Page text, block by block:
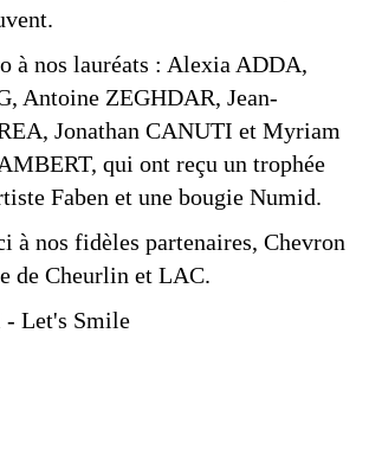
à nos lauréats : Alexia ADDA,
Antoine ZEGHDAR, Jean-
Jonathan CANUTI et Myriam
qui ont reçu un trophée
Faben et une bougie Numid.
à nos fidèles partenaires, Chevron
de Cheurlin et LAC.
- Let's Smile